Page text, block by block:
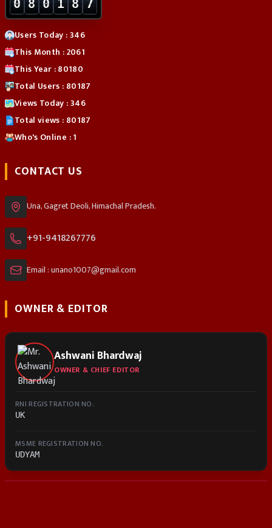
0 8 0 1 8 7
Users Today : 346
This Month : 2061
This Year : 80180
Total Users : 80187
Views Today : 346
Total views : 80187
Who's Online : 1
CONTACT US
Una, Gagret Deoli, Himachal Pradesh.
+91-9418267776
Email : unano1007@gmail.com
OWNER & EDITOR
Ashwani Bhardwaj
OWNER & CHIEF EDITOR
RNI REGISTRATION NO.
UK
MSME REGISTRATION NO.
UDYAM